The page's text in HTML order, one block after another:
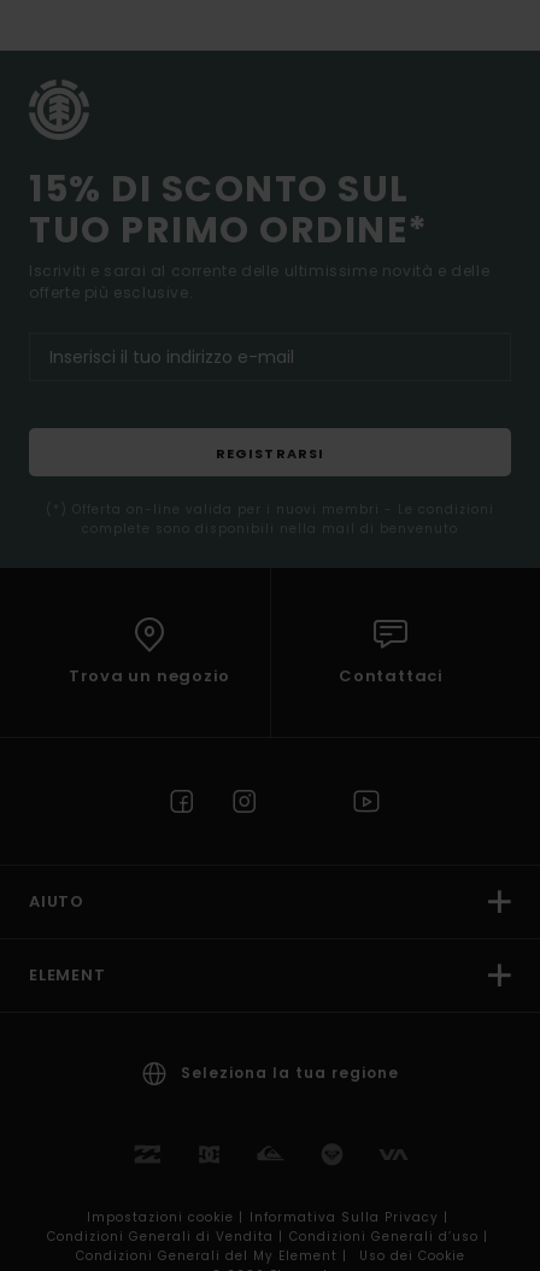
15% DI SCONTO SUL
TUO PRIMO ORDINE*
Iscriviti e sarai al corrente delle ultimissime novità e delle
offerte più esclusive.
REGISTRARSI
(*) Offerta on-line valida per i nuovi membri - Le condizioni
complete sono disponibili nella mail di benvenuto
Trova un negozio Contattaci
AIUTO
ELEMENT
Seleziona la tua regione
Impostazioni cookie | Informativa Sulla Privacy |
Condizioni Generali di Vendita | Condizioni Generali d’uso |
Condizioni Generali del My Element |
Uso dei Cookie